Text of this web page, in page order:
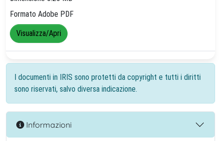
Formato Adobe PDF
Visualizza/Apri
I documenti in IRIS sono protetti da copyright e tutti i diritti
sono riservati, salvo diversa indicazione.
Informazioni